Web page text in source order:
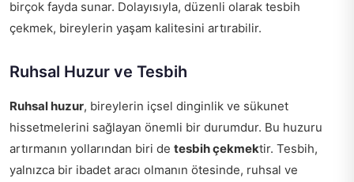
birçok fayda sunar. Dolayısıyla, düzenli olarak tesbih
çekmek, bireylerin yaşam kalitesini artırabilir.
Ruhsal Huzur ve Tesbih
Ruhsal huzur, bireylerin içsel dinginlik ve sükunet
hissetmelerini sağlayan önemli bir durumdur. Bu huzuru
artırmanın yollarından biri de tesbih çekmektir. Tesbih,
yalnızca bir ibadet aracı olmanın ötesinde, ruhsal ve